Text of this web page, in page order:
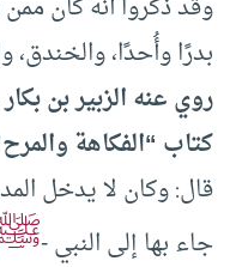
بدرًا وأُحدًا، والخندق،
روي عنه الزبير بن
كتاب “الفكاهة
قال: وكان لا يدخل
جاء بها إلى النبي -